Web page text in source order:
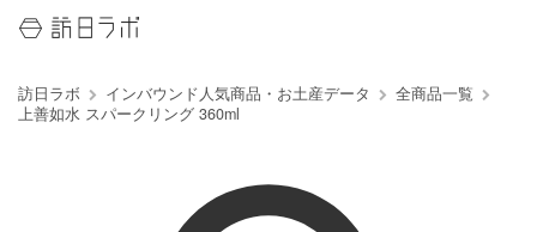
訪日ラボ インバウンド人気商品・お土産データ
全商品一覧
上善如水 スパークリング 360ml